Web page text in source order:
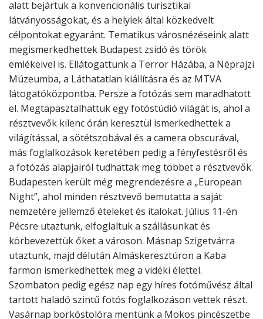
alatt bejártuk a konvencionális turisztikai
látványosságokat, és a helyiek által közkedvelt
célpontokat egyaránt. Tematikus városnézéseink alatt
megismerkedhettek Budapest zsidó és török
emlékeivel is. Ellátogattunk a Terror Házába, a Néprajzi
Múzeumba, a Láthatatlan kiállításra és az MTVA
látogatóközpontba. Persze a fotózás sem maradhatott
el. Megtapasztalhattuk egy fotóstúdió világát is, ahol a
résztvevők kilenc órán keresztül ismerkedhettek a
világítással, a sötétszobával és a camera obscurával,
más foglalkozások keretében pedig a fényfestésről és
a fotózás alapjairól tudhattak meg többet a résztvevők.
Budapesten került még megrendezésre a „European
Night”, ahol minden résztvevő bemutatta a saját
nemzetére jellemző ételeket és italokat. Július 11-én
Pécsre utaztunk, elfoglaltuk a szállásunkat és
körbevezettük őket a városon. Másnap Szigetvárra
utaztunk, majd délután Almáskeresztúron a Kaba
farmon ismerkedhettek meg a vidéki élettel.
Szombaton pedig egész nap egy híres fotóművész által
tartott haladó szintű fotós foglalkozáson vettek részt.
Vasárnap borkóstolóra mentünk a Mokos pincészetbe